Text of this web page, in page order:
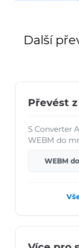
Další
Převést
S Converter
WEBM do
WEBM